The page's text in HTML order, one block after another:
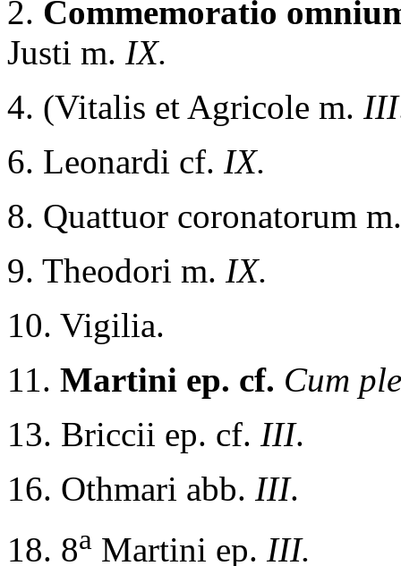
2. Commemoratio
Justi m. IX.
4. (Vitalis et Agricole m. III
6. Leonardi cf. IX.
8. Quattuor coronatorum
9. Theodori m. IX.
10. Vigilia.
11. Martini ep. cf. Cum
13. Briccii ep. cf. III.
16. Othmari abb. III.
18. 8a Martini ep. III.